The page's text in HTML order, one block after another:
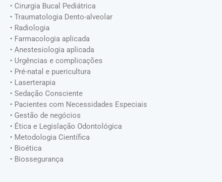
• Cirurgia Bucal Pediátrica
• Traumatologia Dento-alveolar
• Radiologia
• Farmacologia aplicada
• Anestesiologia aplicada
• Urgências e complicações
• Pré-natal e puericultura
• Laserterapia
• Sedação Consciente
• Pacientes com Necessidades Especiais
• Gestão de negócios
• Ética e Legislação Odontológica
• Metodologia Científica
• Bioética
• Biossegurança